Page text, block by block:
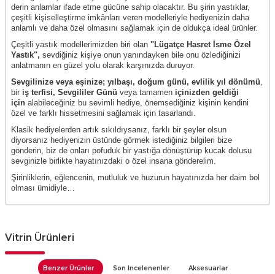
derin anlamlar ifade etme gücüne sahip olacaktır. Bu şirin yastıklar,
çeşitli kişiselleştirme imkânları veren modelleriyle hediyenizin daha
anlamlı ve daha özel olmasını sağlamak için de oldukça ideal ürünler.
Çeşitli yastık modellerimizden biri olan "Lügatçe Hasret İsme Özel
Yastık", sevdiğiniz kişiye onun yanındayken bile onu özlediğinizi
anlatmanın en güzel yolu olarak karşınızda duruyor.
Sevgilinize veya eşinize; yılbaşı, doğum günü, evlilik yıl dönümü,
bir iş terfisi, Sevgililer Günü veya tamamen içinizden geldiği
için alabileceğiniz bu sevimli hediye, önemsediğiniz kişinin kendini
özel ve farklı hissetmesini sağlamak için tasarlandı.
Klasik hediyelerden artık sıkıldıysanız, farklı bir şeyler olsun
diyorsanız hediyenizin üstünde görmek istediğiniz bilgileri bize
gönderin, biz de onları pofuduk bir yastığa dönüştürüp kucak dolusu
sevginizle birlikte hayatınızdaki o özel insana gönderelim.
Şirinliklerin, eğlencenin, mutluluk ve huzurun hayatınızda her daim bol
olması ümidiyle…
Vitrin Ürünleri
Benzer Ürünler Son İncelenenler Aksesuarlar